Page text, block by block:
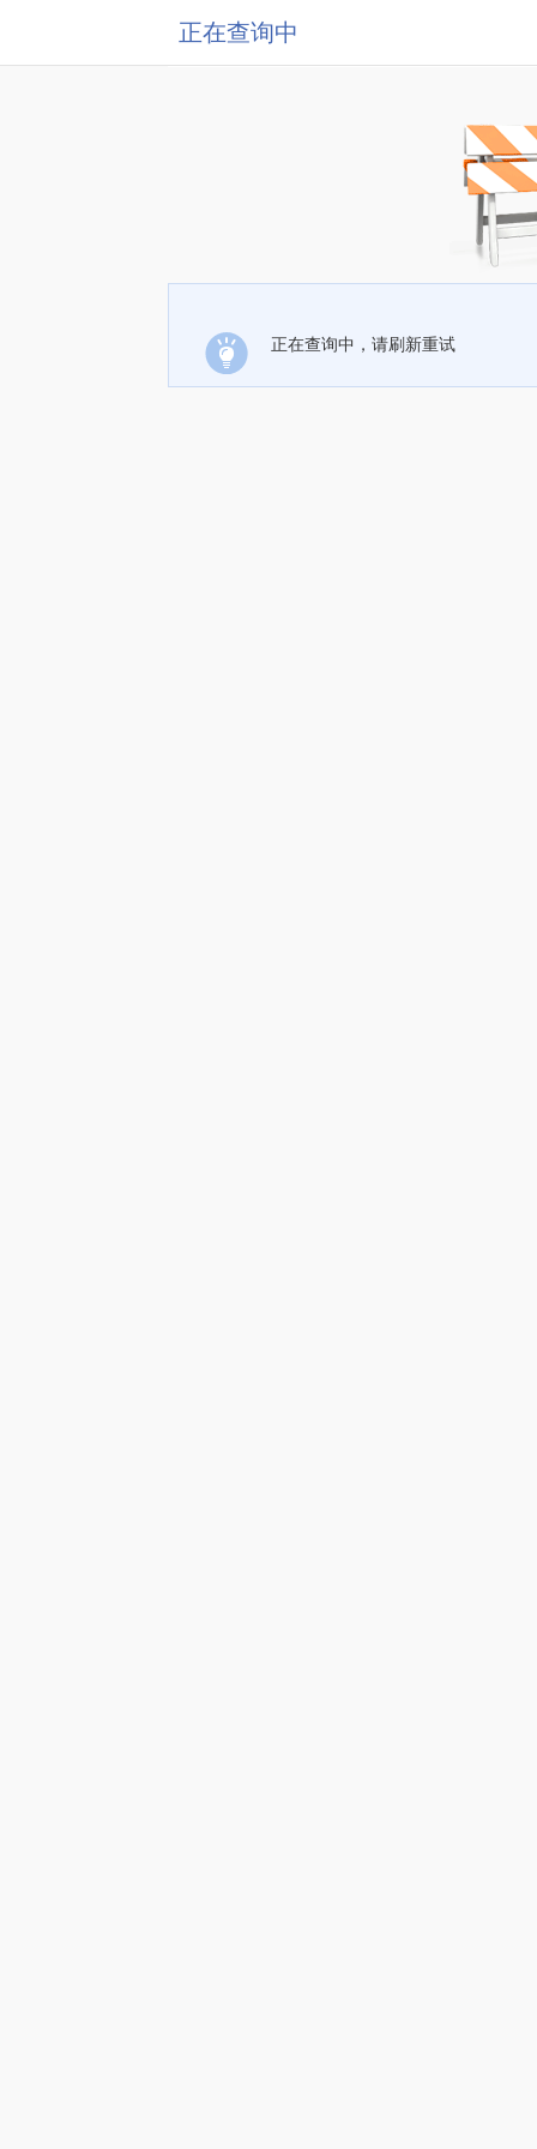
正在查询中
正在查询中，请刷新重试